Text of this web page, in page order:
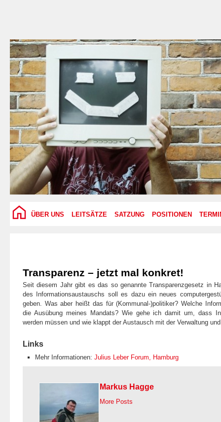
ÜBER UNS LEITSÄTZE SATZUNG POSITIONEN
Transparenz – jetzt mal konkret!
Seit diesem Jahr gibt es das so genannte Transparenzgesetz in
des Informationsaustauschs soll es dazu ein neues
geben. Was aber heißt das für (Kommunal-)politiker? Welche
die Ausübung meines Mandats? Wie gehe ich damit um, dass
werden müssen und wie klappt der Austausch mit der Verwaltung
Links
Mehr Informationen: Julius Leber Forum, Hamburg
Markus Hagge
More Posts